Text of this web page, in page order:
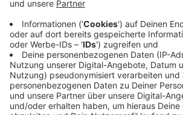
Die Stadt kündigt außerdem
Verkehrskontrollen zum Schulstart an.
Verkehrsüberwachung ist dann mit
Radarwagen und
um die Geschwindigkeit auf
Im vergangenen Jahr hatte es dabei
3.000 Verwarnungen gegeben.